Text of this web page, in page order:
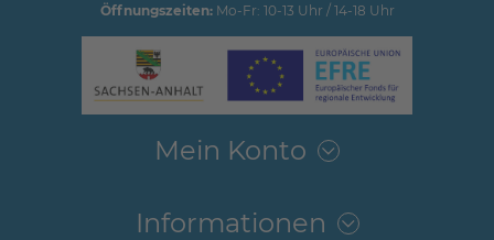
Öffnungszeiten:Mo-Fr: 10-13 Uhr / 14-18 Uhr
Mein Konto
Informationen